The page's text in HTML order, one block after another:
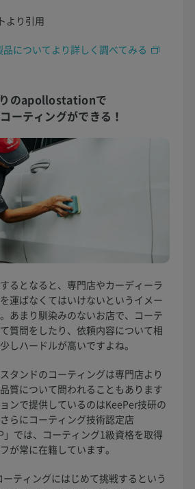
より引用
についてより詳しく調べてみる
のapollostationで
ーティングができる！
るとなると、専門店やカーディーラ
運ばなくてはいけないというイメー
あまり馴染みのないお店で、コーテ
質問をしたり、依頼内容について相
しハードルが高いですよね。
タンドのコーティングは専門店より
質について問われることもあります
ンで提供しているのはKeePer技研の
らにコーティング技術認定店
」では、コーティング1級資格を取得
が常に在籍しています。
ティングにはじめて挑戦するという